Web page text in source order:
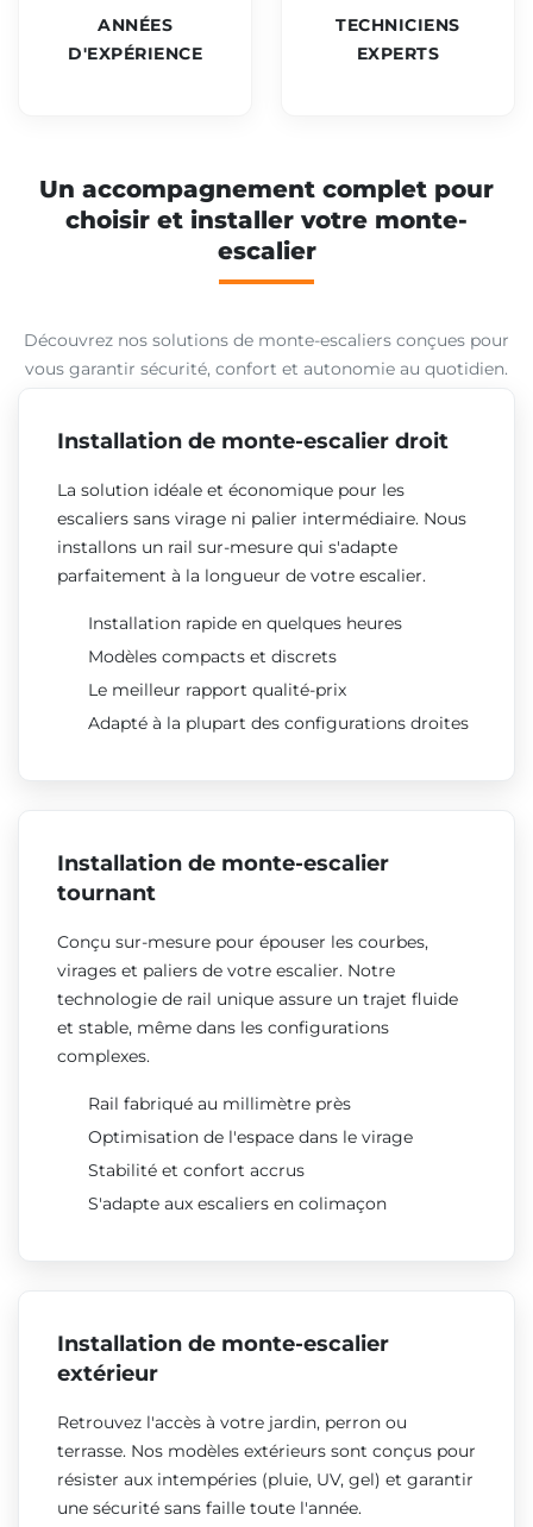
ANNÉES
D'EXPÉRIENCE
TECHNICIENS
EXPERTS
Un accompagnement complet pour
choisir et installer votre monte-
escalier
Découvrez nos solutions de monte-escaliers conçues pour
vous garantir sécurité, confort et autonomie au quotidien.
Installation de monte-escalier droit
La solution idéale et économique pour les
escaliers sans virage ni palier intermédiaire. Nous
installons un rail sur-mesure qui s'adapte
parfaitement à la longueur de votre escalier.
Installation rapide en quelques heures
Modèles compacts et discrets
Le meilleur rapport qualité-prix
Adapté à la plupart des configurations droites
Installation de monte-escalier
tournant
Conçu sur-mesure pour épouser les courbes,
virages et paliers de votre escalier. Notre
technologie de rail unique assure un trajet fluide
et stable, même dans les configurations
complexes.
Rail fabriqué au millimètre près
Optimisation de l'espace dans le virage
Stabilité et confort accrus
S'adapte aux escaliers en colimaçon
Installation de monte-escalier
extérieur
Retrouvez l'accès à votre jardin, perron ou
terrasse. Nos modèles extérieurs sont conçus pour
résister aux intempéries (pluie, UV, gel) et garantir
une sécurité sans faille toute l'année.